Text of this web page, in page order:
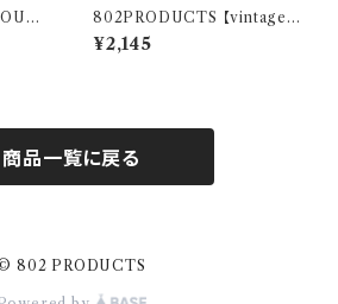
W
802PRODUCTS 【vintage B
ICASA LOGO】 カッティングス
テッカー
¥2,145
商品一覧に戻る
802 PRODUCTS